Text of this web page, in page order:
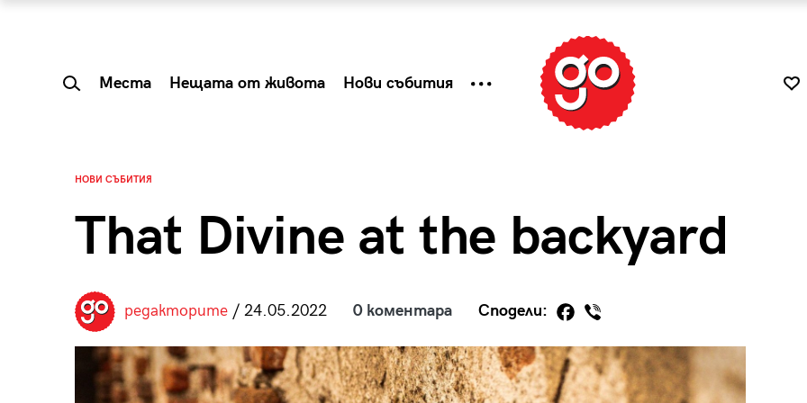
Места Нещата от живота Нови събития
НОВИ СЪБИТИЯ
That Divine at the backyard
редакторите/ 24.05.2022 0 коментара Сподели:
Summer Prelude: как
Tender is the Wine – Какво